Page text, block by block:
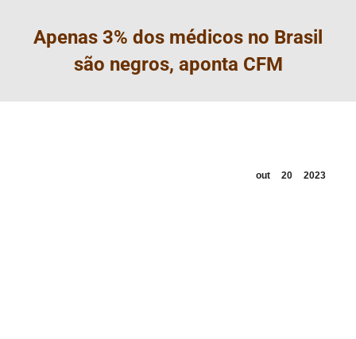
Apenas 3% dos médicos no Brasil
são negros, aponta CFM
out 20 2023